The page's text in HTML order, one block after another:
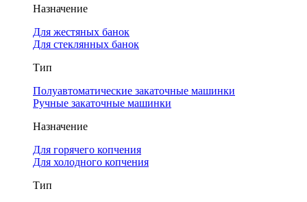
Назначение
Для жестяных банок
Для стеклянных банок
Тип
Полуавтоматические закаточные машинки
Ручные закаточные машинки
Назначение
Для горячего копчения
Для холодного копчения
Тип